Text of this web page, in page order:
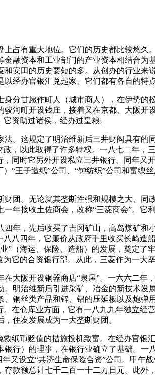
占有重大地位。它们的历史都比较悠
融资本和工业部门的产业资本相结合
安田的历史要短的多。从创办的行业
经办官银汇兑起家。它们都有各自的特点
分甘愿作町人（城市商人），在伊势
河町开设钱庄，接着又在京都、大阪
资助过诸侯，经办过皇粮。
。这规定了明治维新后三井财阀具有
，以此取得了许多特权。一八七二年，
同时它另外开设私立三井银行。同年
“王子造纸”公司、“钟纺织”公司和富缫
团。无论就其垄断性强和规模之大、
年接收土佐商会，改称“三菱商会”。它
年，先后收买了吉冈矿山，高岛煤矿
八四年，它廉价从政府手里收买长崎造
”（海运、保险、造船）的发展，奠定
它的合资银行部。从此，三菱作为一大垄
大阪开设铜器商店“泉屋”。一六六二
明治维新后引进采矿、冶金的新技术
铜丝类产品和锌、铝的压延板以及炮弹
在仓库业方面，它有一八九九年独立经
住友发展成为一大垄断财团。
纸币贬值的措施投机致富。在经办官
行）的理事，在银行业确立了基础。一
又设立“共济生命保险合资”公司。甲
款额总计七千二百一十二万日元。此外